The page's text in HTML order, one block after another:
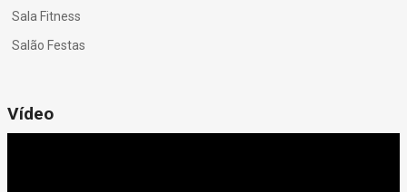
Sala Fitness
Salão Festas
Vídeo